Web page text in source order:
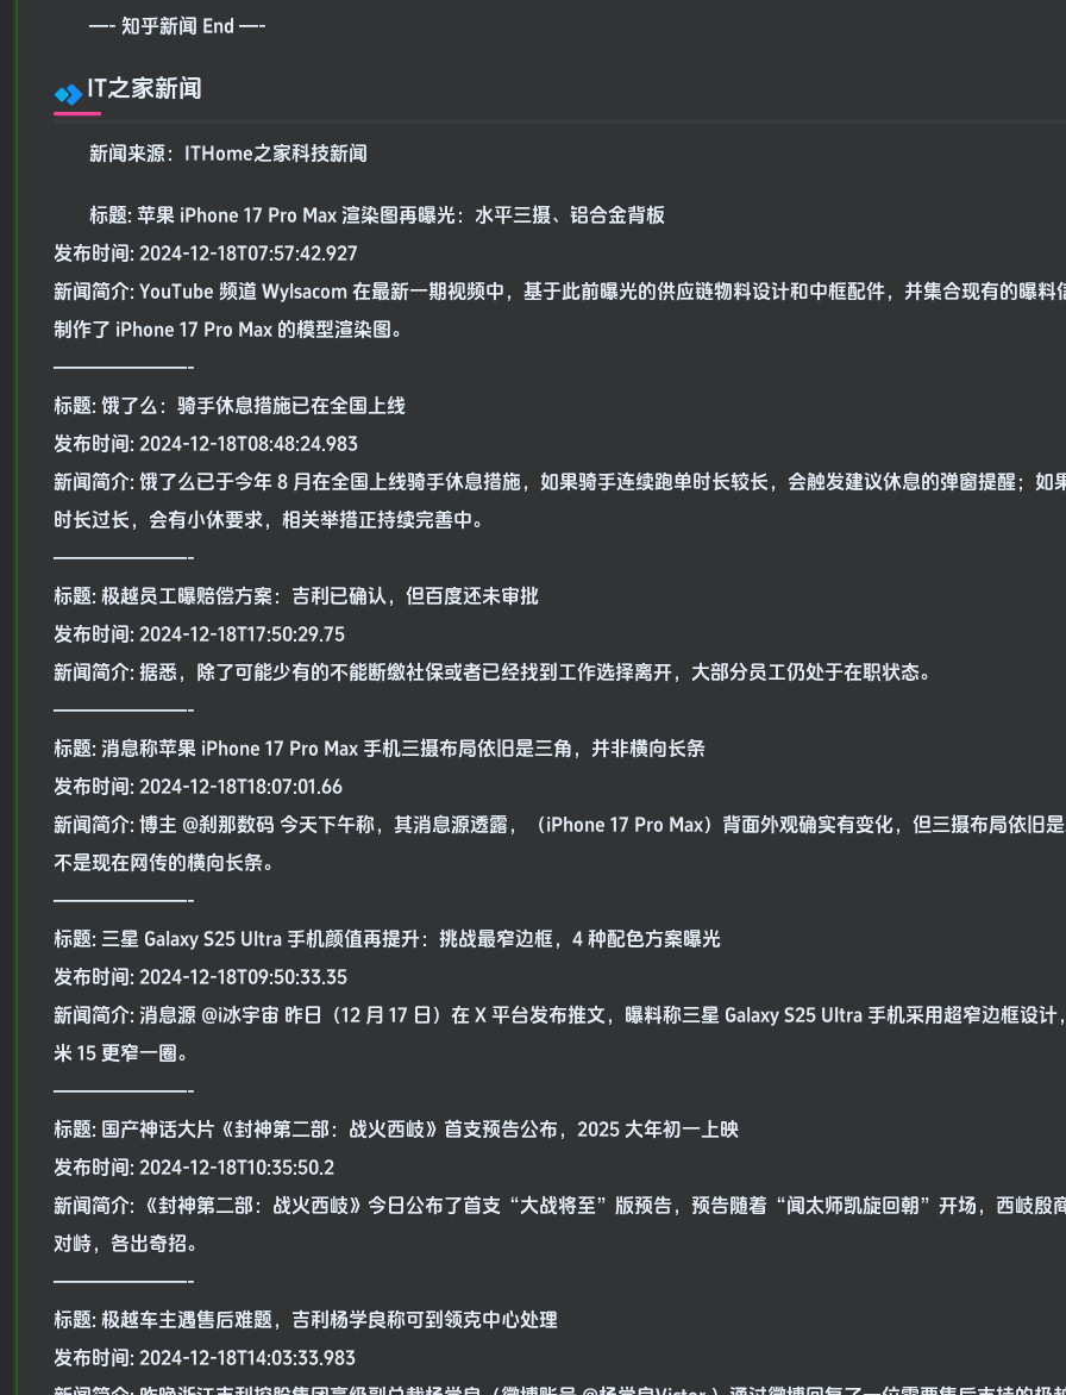
—- 知乎新闻 End —-
IT之家新闻
新闻来源：ITHome之家科技新闻
标题: 苹果 iPhone 17 Pro Max 渲染图再曝光：水平三摄、铝合金背板
发布时间: 2024-12-18T07:57:42.927
新闻简介: YouTube 频道 Wylsacom 在最新一期视频中，基于此前曝光的供应链物料设计和中框配件，并集合现有的曝料
制作了 iPhone 17 Pro Max 的模型渲染图。
———————-
标题: 饿了么：骑手休息措施已在全国上线
发布时间: 2024-12-18T08:48:24.983
新闻简介: 饿了么已于今年 8 月在全国上线骑手休息措施，如果骑手连续跑单时长较长，会触发建议休息的弹窗提醒；如
时长过长，会有小休要求，相关举措正持续完善中。
———————-
标题: 极越员工曝赔偿方案：吉利已确认，但百度还未审批
发布时间: 2024-12-18T17:50:29.75
新闻简介: 据悉，除了可能少有的不能断缴社保或者已经找到工作选择离开，大部分员工仍处于在职状态。
———————-
标题: 消息称苹果 iPhone 17 Pro Max 手机三摄布局依旧是三角，并非横向长条
发布时间: 2024-12-18T18:07:01.66
新闻简介: 博主 @刹那数码 今天下午称，其消息源透露，（iPhone 17 Pro Max）背面外观确实有变化，但三摄布局依旧
不是现在网传的横向长条。
———————-
标题: 三星 Galaxy S25 Ultra 手机颜值再提升：挑战最窄边框，4 种配色方案曝光
发布时间: 2024-12-18T09:50:33.35
新闻简介: 消息源 @i冰宇宙 昨日（12 月 17 日）在 X 平台发布推文，曝料称三星 Galaxy S25 Ultra 手机采用超窄边框设计
米 15 更窄一圈。
———————-
标题: 国产神话大片《封神第二部：战火西岐》首支预告公布，2025 大年初一上映
发布时间: 2024-12-18T10:35:50.2
新闻简介: 《封神第二部：战火西岐》今日公布了首支“大战将至”版预告，预告随着“闻太师凯旋回朝”开场，西岐殷
对峙，各出奇招。
———————-
标题: 极越车主遇售后难题，吉利杨学良称可到领克中心处理
发布时间: 2024-12-18T14:03:33.983